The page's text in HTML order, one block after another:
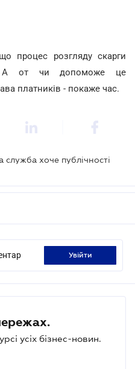
процес розгляду скарги
А от чи допоможе це
платників - покаже час.
служба хоче публічності
увійти
усіх бізнес-новин.